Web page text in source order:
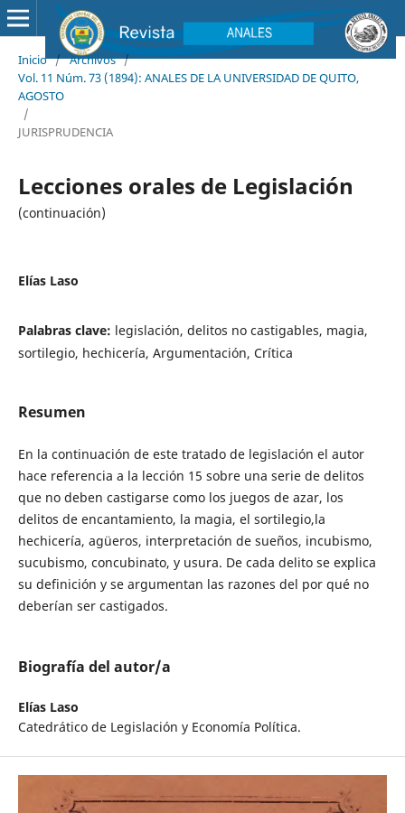
Inicio / Archivos /
Vol. 11 Núm. 73 (1894): ANALES DE LA UNIVERSIDAD DE QUITO,
AGOSTO
/
JURISPRUDENCIA
Lecciones orales de Legislación
(continuación)
Elías Laso
Palabras clave: legislación, delitos no castigables, magia,
sortilegio, hechicería, Argumentación, Crítica
Resumen
En la continuación de este tratado de legislación el autor
hace referencia a la lección 15 sobre una serie de delitos
que no deben castigarse como los juegos de azar, los
delitos de encantamiento, la magia, el sortilegio,la
hechicería, agüeros, interpretación de sueños, incubismo,
sucubismo, concubinato, y usura. De cada delito se explica
su definición y se argumentan las razones del por qué no
deberían ser castigados.
Biografía del autor/a
Elías Laso
Catedrático de Legislación y Economía Política.